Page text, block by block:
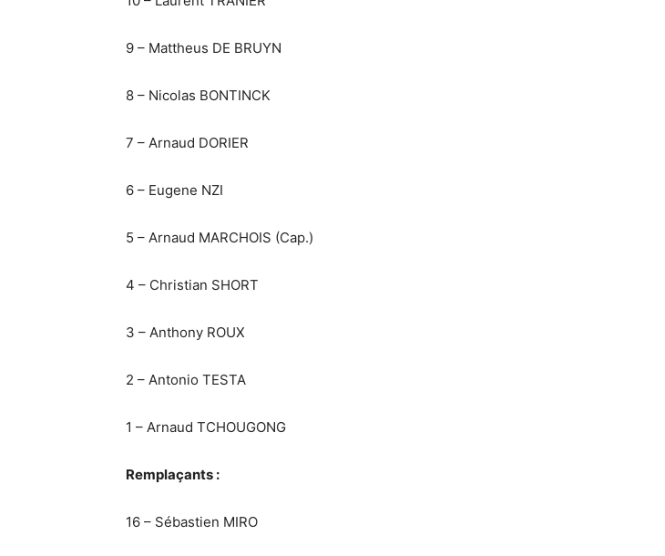
9 – Mattheus DE BRUYN
8 – Nicolas BONTINCK
7 – Arnaud DORIER
6 – Eugene NZI
5 – Arnaud MARCHOIS (Cap.)
4 – Christian SHORT
3 – Anthony ROUX
2 – Antonio TESTA
1 – Arnaud TCHOUGONG
Remplaçants :
16 – Sébastien MIRO